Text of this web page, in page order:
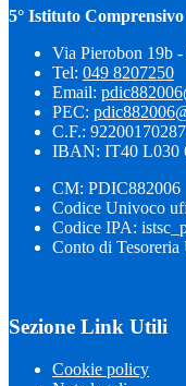
5° Istituto
Via Pierobon 19b
Tel: 049 8207250
Email:
PEC:
C.F.: 92200170287
IBAN: IT40 L030
CM: PDIC882006
Codice Univoco
Codice IPA:
Conto di
Sezione Link Utili
Cookie policy